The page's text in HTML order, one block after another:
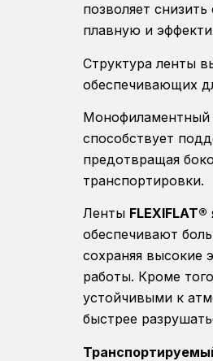
позволяет
плавную и
Структура ленты
обеспечивающих
Монофиламентный
способствует
предотвращая
транспортировки.
Ленты FLEXIFLAT®
обеспечивают
сохраняя высокие
работы. Кроме
устойчивыми к
быстрее